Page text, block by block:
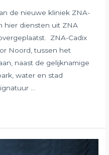
de nieuwe kliniek ZNA-
hier diensten uit ZNA
ZNA-Cadix
Noord, tussen het
naast de gelijknamige
water en stad
…